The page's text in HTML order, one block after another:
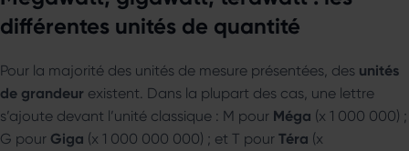
différentes unités de quantité
Pour la majorité des unités de mesure présentées, des unités
de grandeur existent. Dans la plupart des cas, une lettre
s’ajoute devant l’unité classique : M pour Méga (x 1 000 000) ;
G pour Giga (x 1 000 000 000) ; et T pour Téra (x